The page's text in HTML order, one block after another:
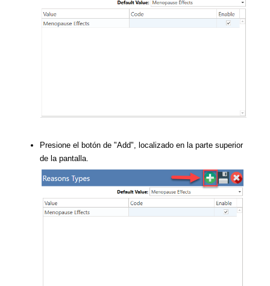
Presione el botón de "Add", localizado en la parte superior
de la pantalla.